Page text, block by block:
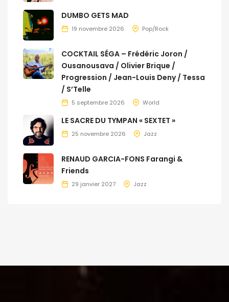
DUMBO GETS MAD
19 novembre 2026 Pop/Rock
COCKTAIL SÉGA – Frédéric Joron /
Ousanousava / Olivier Brique /
Progression / Jean-Louis Deny / Tessa
/ S’Telle
5 septembre 2026 World
LE SACRE DU TYMPAN « SEXTET »
25 novembre 2026 Jazz
RENAUD GARCIA-FONS Farangi &
Friends
29 janvier 2027 Jazz